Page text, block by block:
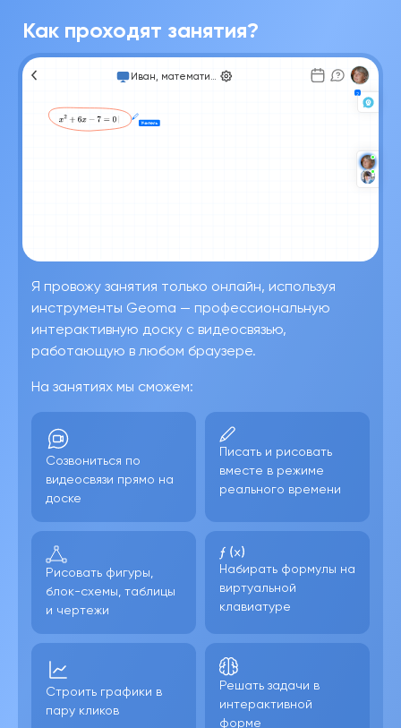
Как проходят занятия?
Иван, математика
Я провожу занятия только онлайн, используя
инструменты Geoma — профессиональную
интерактивную доску с видеосвязью,
работающую в любом браузере.
На занятиях мы сможем:
Созвониться по
видеосвязи прямо на
доске
Писать и рисовать
вместе в режиме
реального времени
Рисовать фигуры,
блок-схемы, таблицы
и чертежи
Набирать формулы на
виртуальной
клавиатуре
Строить графики в
пару кликов
Решать задачи в
интерактивной
форме